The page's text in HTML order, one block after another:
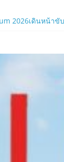
2026เดินหน้
มแจกซัมมอนสูงสุด
ฐกิจดิจิทัลให้แกร่ง